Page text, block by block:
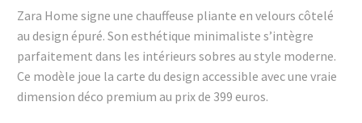
Zara Home signe une chauffeuse pliante en velours côtelé
au design épuré. Son esthétique minimaliste s’intègre
parfaitement dans les intérieurs sobres au style moderne.
Ce modèle joue la carte du design accessible avec une vraie
dimension déco premium au prix de 399 euros.